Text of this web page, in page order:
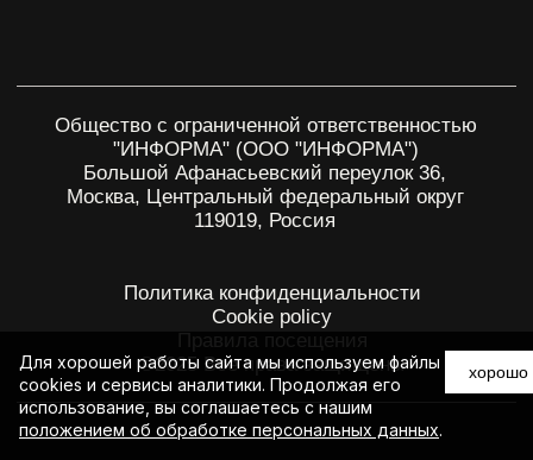
Для хорошей работы сайта мы используем файлы
cookies и сервисы аналитики. Продолжая его
использование, вы соглашаетесь с нашим
положением об обработке персональных данных.
хорошо